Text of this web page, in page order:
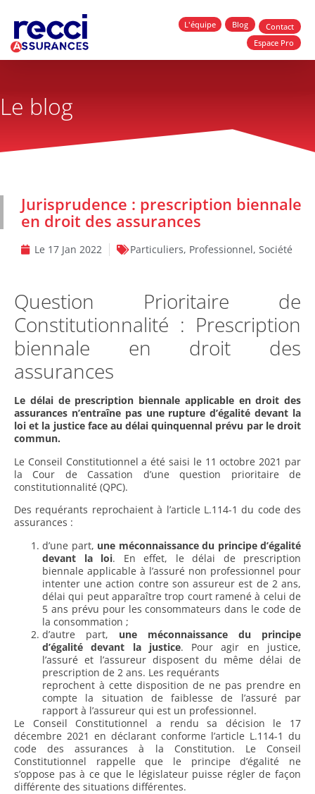
L'équipe Blog
Contact
Espace Pro
Le blog
Jurisprudence : prescription biennale
en droit des assurances
Le 17 Jan 2022 Particuliers, Professionnel, Société
Question Prioritaire de
Constitutionnalité : Prescription
biennale en droit des
assurances
Le délai de prescription biennale applicable en droit des
assurances n’entraîne pas une rupture d’égalité devant la
loi et la justice face au délai quinquennal prévu par le droit
commun.
Le Conseil Constitutionnel a été saisi le 11 octobre 2021 par
la Cour de Cassation d’une question prioritaire de
constitutionnalité (QPC).
Des requérants reprochaient à l’article L.114-1 du code des
assurances :
d’une part, une méconnaissance du principe d’égalité
devant la loi. En effet, le délai de prescription
biennale applicable à l’assuré non professionnel pour
intenter une action contre son assureur est de 2 ans,
délai qui peut apparaître trop court ramené à celui de
5 ans prévu pour les consommateurs dans le code de
la consommation ;
d’autre part, une méconnaissance du principe
d’égalité devant la justice. Pour agir en justice,
l’assuré et l’assureur disposent du même délai de
prescription de 2 ans. Les requérants
reprochent à cette disposition de ne pas prendre en
compte la situation de faiblesse de l’assuré par
rapport à l’assureur qui est un professionnel.
Le Conseil Constitutionnel a rendu sa décision le 17
décembre 2021 en déclarant conforme l’article L.114-1 du
code des assurances à la Constitution. Le Conseil
Constitutionnel rappelle que le principe d’égalité ne
s’oppose pas à ce que le législateur puisse régler de façon
différente des situations différentes.